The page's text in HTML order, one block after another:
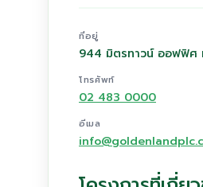
ที่อยู่
944 มิตรทาวน์ ออฟฟิศ
โทรศัพท์
02 483 0000
อีเมล